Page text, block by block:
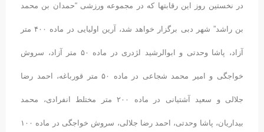
در نخستین روز این رقابتها که در مجموعه ورزشی “حمدان بن محمد
بن راشد” شهر دبی برگزار خواهد شد، آرین اولیایی در ماده ۴۰۰ متر
آزاد، پاشا وحدتی و ابوالرشید ا‍‍‍‍‍‍‍‍‍‍‍‍ژدری در ماده ۵۰ متر آزاد، سروش
خواجگی و امیر محمد شجاعی در ماده ۵۰ متر قورباغه، احمد رضا
جلالی و سعید آشتیانی در ماده ٢۰۰ متر مختلط انفرادی، محمد
بیداریان، پاشا وحدتی، احمد رضا جلالی، سروش خواجگی در ماده ١۰۰